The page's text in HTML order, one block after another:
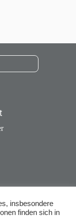
insbesondere
finden sich in